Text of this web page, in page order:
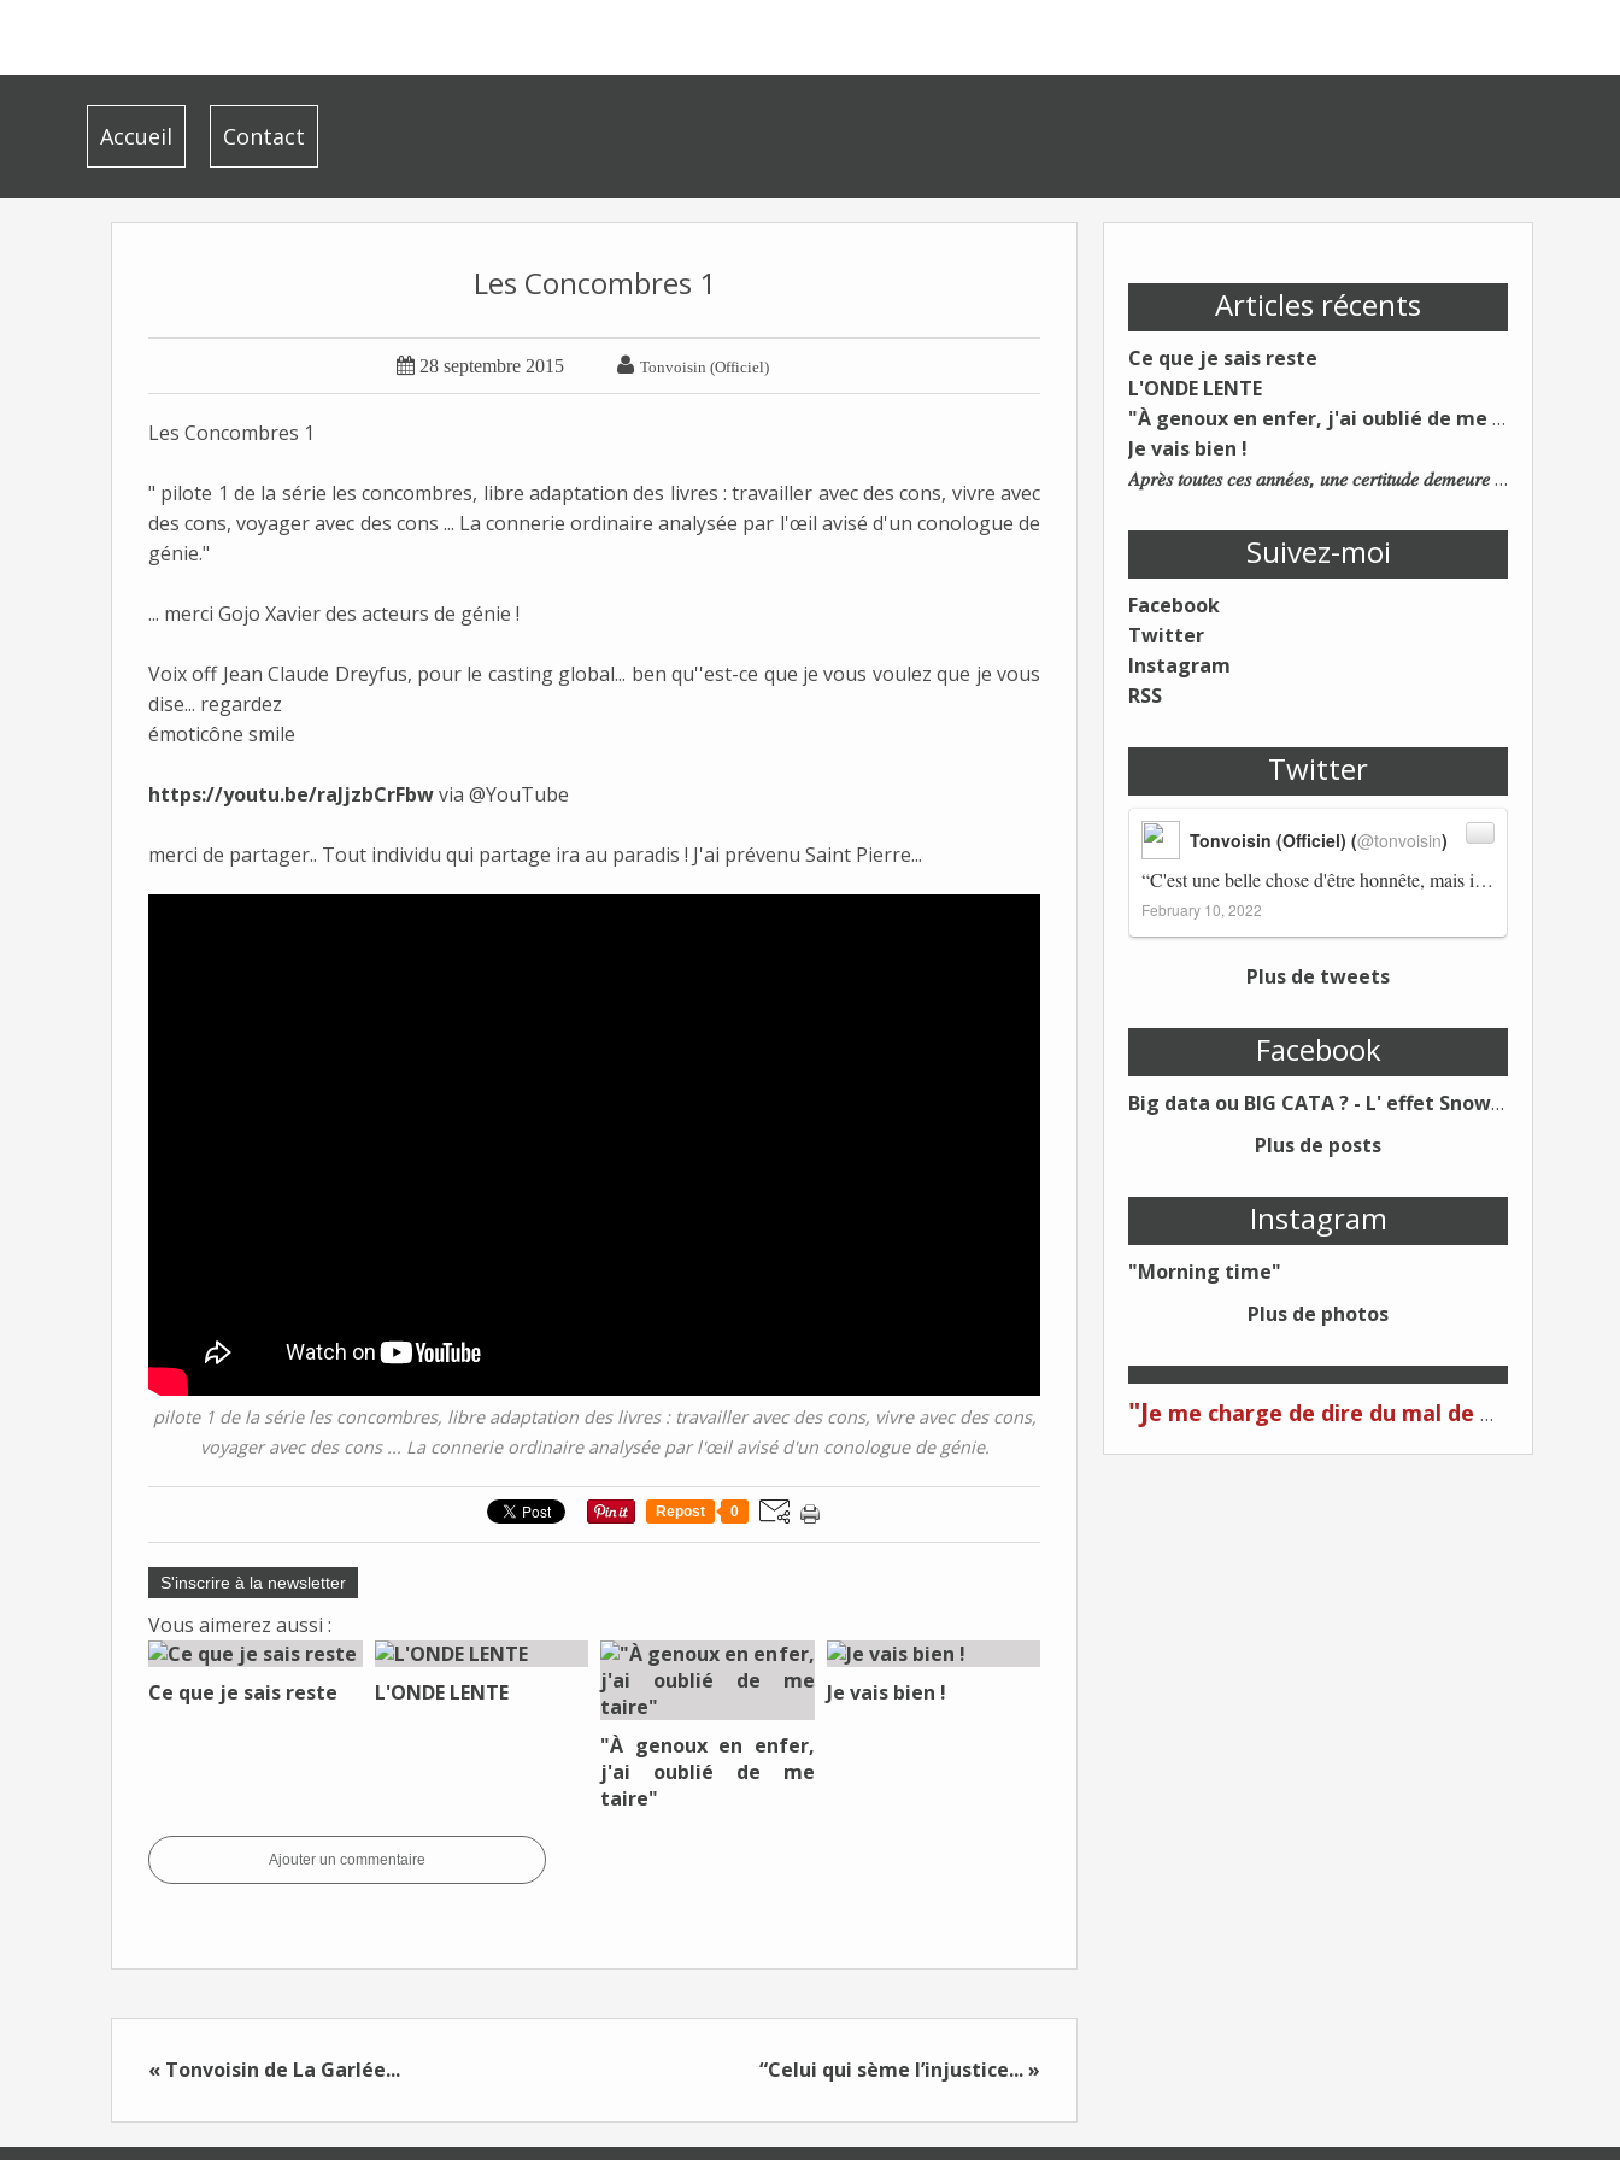
Accueil Contact
Articles récents
Ce que je sais reste
L'ONDE LENTE
"À genoux en enfer, j'ai oublié de me taire"
Je vais bien !
𝐴𝑝𝑟𝑒̀𝑠 𝑡𝑜𝑢𝑡𝑒𝑠 𝑐𝑒𝑠 𝑎𝑛𝑛𝑒́𝑒𝑠, 𝑢𝑛𝑒 𝑐𝑒𝑟𝑡𝑖𝑡𝑢𝑑𝑒 𝑑𝑒𝑚𝑒𝑢𝑟𝑒 : 𝐿𝑒 𝑚𝑜𝑛𝑑𝑒 𝑑𝑢 𝑡𝑟𝑎𝑣𝑎𝑖𝑙 𝑐ℎ𝑎𝑛𝑔𝑒. 𝐿𝑒𝑠 𝑐𝑜𝑛𝑠 𝑠'𝑎𝑑𝑎𝑝𝑡𝑒𝑛𝑡 :)
Suivez-moi
Facebook
Twitter
Instagram
RSS
Twitter
“C'est une belle chose d'être honnête, mais il est également important d'avoir raison.” Winston Churchill Réplico…
Tonvoisin (Officiel) (@tonvoisin)
February 10, 2022
Plus de tweets
Facebook
Big data ou BIG CATA ? - L' effet Snowden - Editions Kawa - Un Éditeur différent !
Plus de posts
Instagram
"Morning time"
Plus de photos
"Je me charge de dire du mal de moi... Quand on me critique... C'est du plagiat ! "
Les Concombres 1
 28 septembre 2015  Tonvoisin (Officiel)
Les Concombres 1
" pilote 1 de la série les concombres, libre adaptation des livres : travailler avec des cons, vivre avec
des cons, voyager avec des cons ... La connerie ordinaire analysée par l'œil avisé d'un conologue de
génie."
... merci Gojo Xavier des acteurs de génie !
Voix off Jean Claude Dreyfus, pour le casting global... ben qu''est-ce que je vous voulez que je vous
dise... regardez
émoticône smile
https://youtu.be/raJjzbCrFbwvia @YouTube
merci de partager.. Tout individu qui partage ira au paradis ! J'ai prévenu Saint Pierre...
pilote 1 de la série les concombres, libre adaptation des livres : travailler avec des cons, vivre avec des cons,
voyager avec des cons ... La connerie ordinaire analysée par l'œil avisé d'un conologue de génie.
Repost 0
S'inscrire à la newsletter
Vous aimerez aussi :
Ce que je sais reste
L'ONDE LENTE
"À genoux en enfer,
j'ai oublié de me
taire"
Je vais bien !
Ajouter un commentaire
« Tonvoisin de La Garlée... “Celui qui sème l’injustice... »